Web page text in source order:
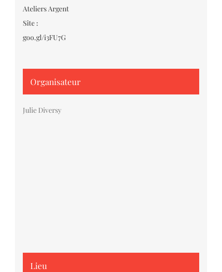
Ateliers Argent
Site :
goo.gl/i3FU7G
Organisateur
Julie Diversy
Lieu